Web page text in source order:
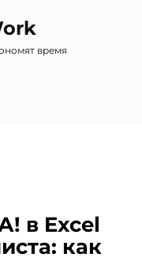
время
в Excel
как